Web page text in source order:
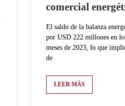
comercial
El saldo de la balanza
por USD 222 millones en
meses de 2023, lo que
de
LEER MÁS